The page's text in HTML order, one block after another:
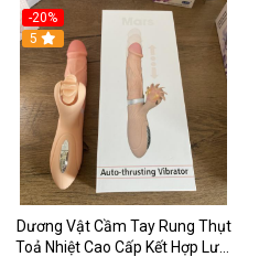
-20%
5
Dương Vật Cầm Tay Rung Thụt
Toả Nhiệt Cao Cấp Kết Hợp Lưỡi